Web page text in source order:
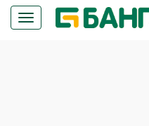
Кнопка
меню